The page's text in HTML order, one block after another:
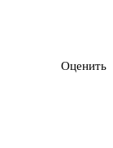
Оценить